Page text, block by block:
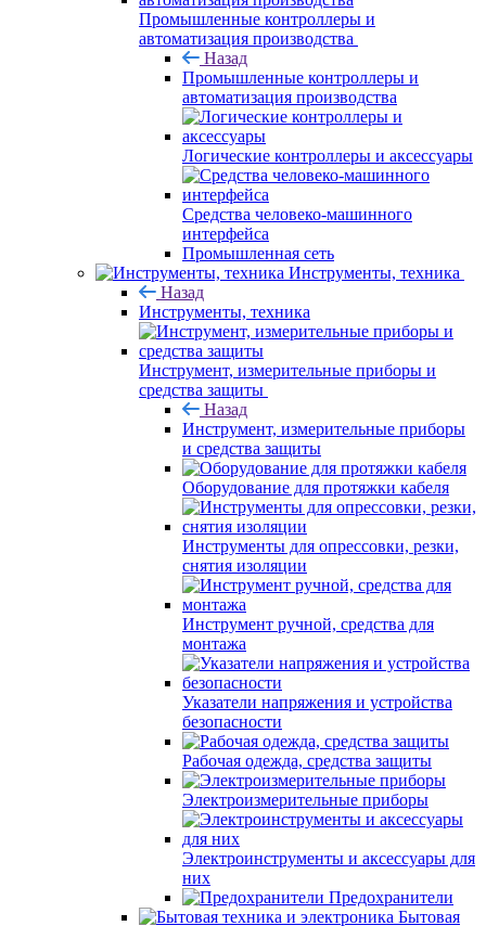
Промышленные контроллеры и
автоматизация производства
Назад
Промышленные контроллеры и
автоматизация производства
Логические контроллеры и аксессуары
Средства человеко-машинного
интерфейса
Промышленная сеть
Инструменты, техника
Назад
Инструменты, техника
Инструмент, измерительные приборы и
средства защиты
Назад
Инструмент, измерительные приборы
и средства защиты
Оборудование для протяжки кабеля
Инструменты для опрессовки, резки,
снятия изоляции
Инструмент ручной, средства для
монтажа
Указатели напряжения и устройства
безопасности
Рабочая одежда, средства защиты
Электроизмерительные приборы
Электроинструменты и аксессуары для
них
Предохранители
Бытовая